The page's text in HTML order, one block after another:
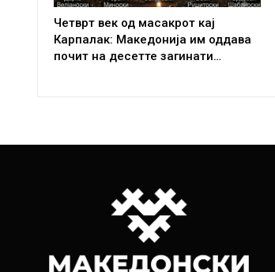
Четврт век од масакрот кај
Карпалак: Македонија им оддава
почит на десетте загинати…